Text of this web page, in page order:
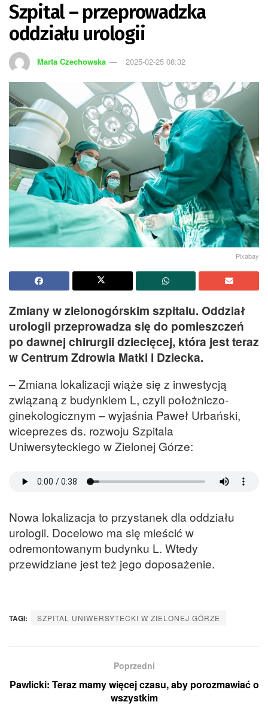
Szpital – przeprowadzka
oddziału urologii
Marta Czechowska 2025-02-25 08:32
Pixabay
Zmiany w zielonogórskim szpitalu. Oddział
urologii przeprowadza się do pomieszczeń
po dawnej chirurgii dziecięcej, która jest teraz
w Centrum Zdrowia Matki i Dziecka.
– Zmiana lokalizacji wiąże się z inwestycją
związaną z budynkiem L, czyli położniczo-
ginekologicznym – wyjaśnia Paweł Urbański,
wiceprezes ds. rozwoju Szpitala
Uniwersyteckiego w Zielonej Górze:
Nowa lokalizacja to przystanek dla oddziału
urologii. Docelowo ma się mieścić w
odremontowanym budynku L. Wtedy
przewidziane jest też jego doposażenie.
TAGI: SZPITAL UNIWERSYTECKI W ZIELONEJ GÓRZE
Poprzedni
Pawlicki: Teraz mamy więcej czasu, aby porozmawiać o
wszystkim